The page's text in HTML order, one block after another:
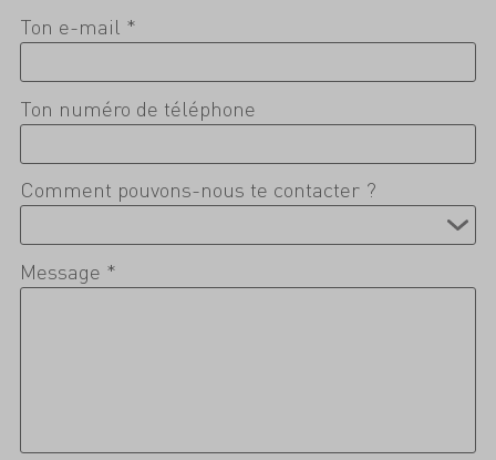
Ton e-mail *
Ton numéro de téléphone
Comment pouvons-nous te contacter ?
Message *